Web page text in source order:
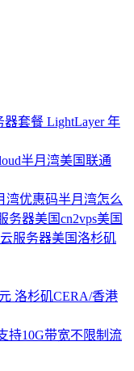
套餐 LightLayer 年
半月湾美国联通
湾优惠码半月湾怎么
务器美国cn2vps美国
服务器美国洛杉矶
洛杉矶CERA/香港
持10G带宽不限制流